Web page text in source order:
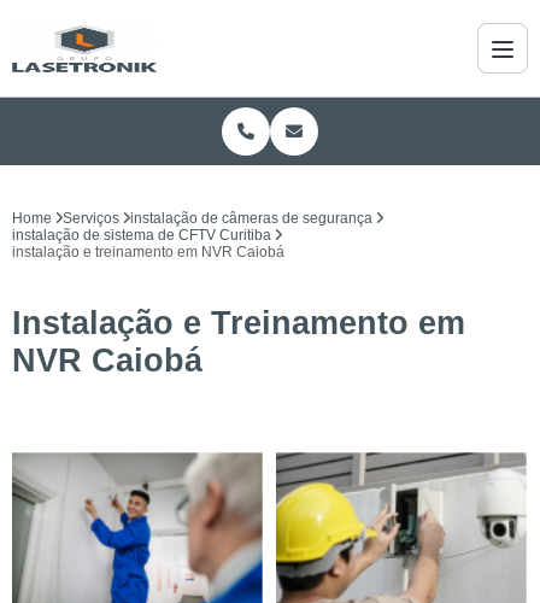
Home Serviços
instalação de câmeras de segurança
instalação de sistema de CFTV Curitiba
instalação e treinamento em NVR Caiobá
Instalação e Treinamento em
NVR Caiobá